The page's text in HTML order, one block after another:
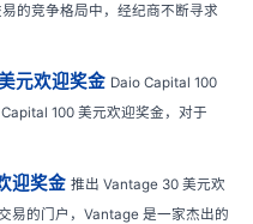
的竞争格局中，经纪商不断寻求
元欢迎奖金 Daio Capital 100
100 美元欢迎奖金，对于
迎奖金 推出 Vantage 30 美元欢
易的门户，Vantage 是一家杰出的